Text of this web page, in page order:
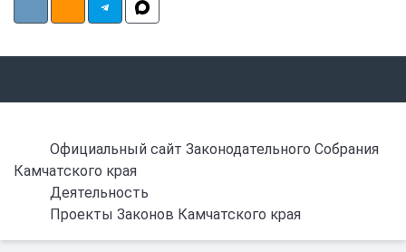
Официальный сайт Законодательного Собрания
Камчатского края
Деятельность
Проекты Законов Камчатского края